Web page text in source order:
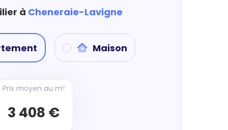
à Cheneraie-Lavigne
Maison
Prix moyen au m²
3 408 €